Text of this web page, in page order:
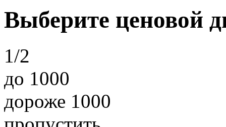
Выберите ценовой
1/2
до 1000
дороже 1000